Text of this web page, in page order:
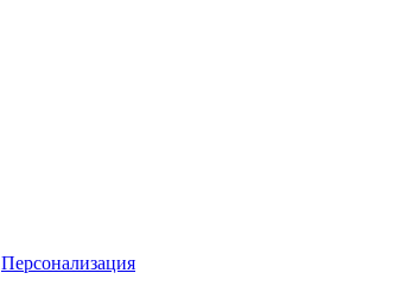
Персонализация